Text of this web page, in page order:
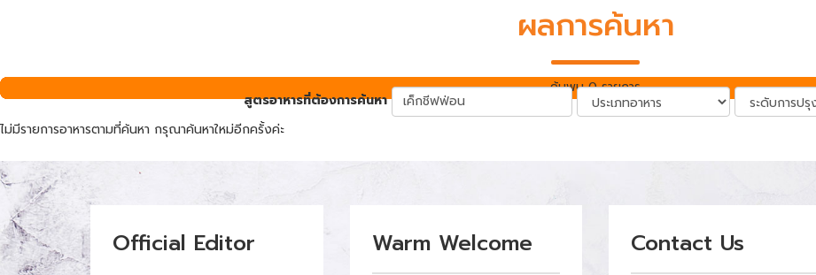
ผลการค้นหา
สูตรอาหารที่ต้องการค้นหา
ไม่มีรายการอาหารตามที่ค้นหา กรุณาค้นหาใหม่อีกครั้งค่ะ
ค้นพบ 0 รายการ
Official Editor Warm Welcome Contact Us